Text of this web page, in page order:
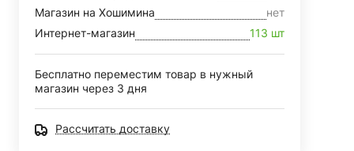
Магазин на Хошимина
нет
Интернет-магазин
113 шт
Бесплатно переместим товар в нужный
магазин через 3 дня
Рассчитать доставку